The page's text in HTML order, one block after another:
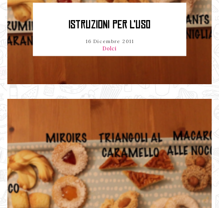
ISTRUZIONI PER L'USO
16 Dicembre 2011
Dolci